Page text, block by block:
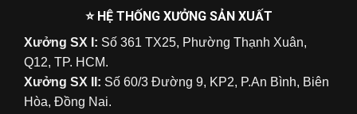
⭐ HỆ THỐNG XƯỞNG SẢN XUẤT
Xưởng SX I: Số 361 TX25, Phường Thạnh Xuân,
Q12, TP. HCM.
Xưởng SX II: Số 60/3 Đường 9, KP2, P.An Bình, Biên
Hòa, Đồng Nai.